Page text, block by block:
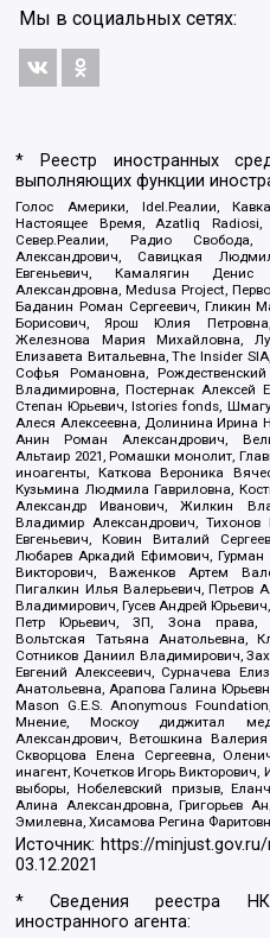
Мы в социальных сетях:
* Реестр иностранных
выполняющих функции
Голос Америки, Idel.Реалии,
Настоящее Время, Azatliq Radiosi,
Север.Реалии, Радио Свобода,
Александрович, Савицкая
Евгеньевич, Камалягин
Александровна, Medusa Project,
Баданин Роман Сергеевич, Гликин
Борисович, Ярош Юлия
Железнова Мария Михайловна,
Елизавета Витальевна, The Insider
Софья Романовна,
Владимировна, Постернак Алексей
Степан Юрьевич, Istories fonds,
Алеся Алексеевна, Долинина Ирина
Анин Роман Александрович,
Альтаир 2021, Ромашки монолит,
иноагенты, Каткова Вероника
Кузьмина Людмила Гавриловна,
Александр Иванович, Жилкин
Владимир Александрович, Тихонов
Евгеньевич, Ковин Виталий
Любарев Аркадий Ефимович, Гурман
Викторович, Важенков Артем
Пигалкин Илья Валерьевич, Петров
Владимирович, Гусев Андрей
Петр Юрьевич, ЗП, Зона права,
Вольтская Татьяна Анатольевна,
Сотников Даниил Владимирович,
Евгений Алексеевич, Сурначева
Анатольевна, Арапова Галина
Mason G.E.S. Anonymous
Мнение, Москоу диджитал
Александрович, Ветошкина
Скворцова Елена Сергеевна,
инагент, Кочетков Игорь
выборы, Нобелевский призыв,
Алина Александровна, Григорьев
Эмилевна, Хисамова Регина
Источник: https://
03.12.2021
* Сведения реестра
иностранного агента: